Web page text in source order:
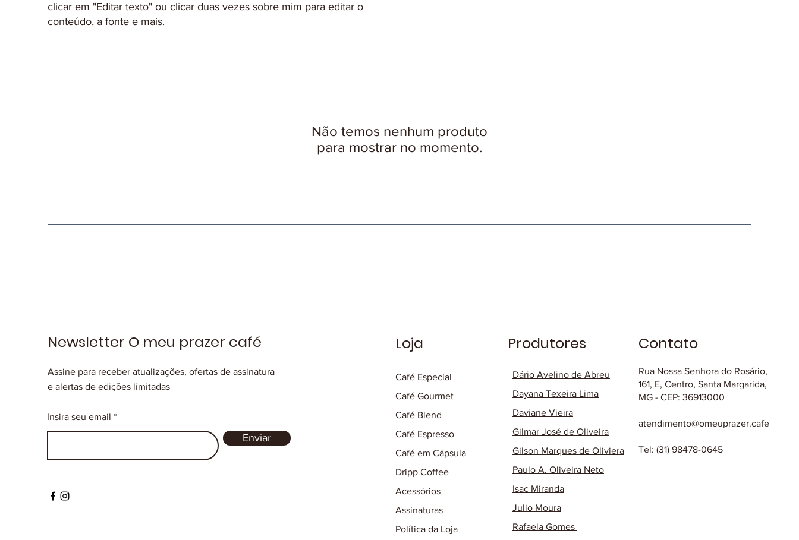
clicar em "Editar texto" ou clicar duas vezes sobre mim para editar o
conteúdo, a fonte e mais.
Não temos nenhum produto
para mostrar no momento.
Newsletter O meu prazer café
Assine para receber atualizações, ofertas de assinatura
e alertas de edições limitadas
Insira seu email
Enviar
Loja Produtores Contato
Café Especial
Café Gourmet
Café Blend
Café Espresso
Café em Cápsula
Dripp Coffee
Acessórios
Assinaturas
Política da Loja
Dário Avelino de Abreu
Dayana Texeira Lima
Daviane Vieira
Gilmar José de Oliveira
Gilson Marques de Oliviera
Paulo A. Oliveira Neto
Isac Miranda
Julio Moura
Rafaela Gomes
Rua Nossa Senhora do Rosário,
161, E, Centro, Santa Margarida,
MG - CEP: 36913000
atendimento@omeuprazer.cafe
Tel: (31) 98478-0645